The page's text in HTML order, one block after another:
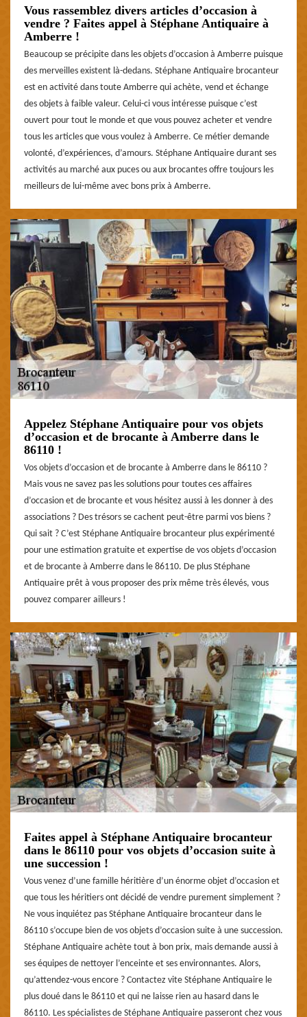
Vous rassemblez divers articles d’occasion à
vendre ? Faites appel à Stéphane Antiquaire à
Amberre !
Beaucoup se précipite dans les objets d’occasion à Amberre puisque
des merveilles existent là-dedans. Stéphane Antiquaire brocanteur
est en activité dans toute Amberre qui achète, vend et échange
des objets à faible valeur. Celui-ci vous intéresse puisque c’est
ouvert pour tout le monde et que vous pouvez acheter et vendre
tous les articles que vous voulez à Amberre. Ce métier demande
volonté, d’expériences, d’amours. Stéphane Antiquaire durant ses
activités au marché aux puces ou aux brocantes offre toujours les
meilleurs de lui-même avec bons prix à Amberre.
Appelez Stéphane Antiquaire pour vos objets
d’occasion et de brocante à Amberre dans le
86110 !
Vos objets d’occasion et de brocante à Amberre dans le 86110 ?
Mais vous ne savez pas les solutions pour toutes ces affaires
d’occasion et de brocante et vous hésitez aussi à les donner à des
associations ? Des trésors se cachent peut-être parmi vos biens ?
Qui sait ? C’est Stéphane Antiquaire brocanteur plus expérimenté
pour une estimation gratuite et expertise de vos objets d’occasion
et de brocante à Amberre dans le 86110. De plus Stéphane
Antiquaire prêt à vous proposer des prix même très élevés, vous
pouvez comparer ailleurs !
Faites appel à Stéphane Antiquaire brocanteur
dans le 86110 pour vos objets d’occasion suite à
une succession !
Vous venez d’une famille héritière d’un énorme objet d’occasion et
que tous les héritiers ont décidé de vendre purement simplement ?
Ne vous inquiétez pas Stéphane Antiquaire brocanteur dans le
86110 s’occupe bien de vos objets d’occasion suite à une succession.
Stéphane Antiquaire achète tout à bon prix, mais demande aussi à
ses équipes de nettoyer l’enceinte et ses environnantes. Alors,
qu’attendez-vous encore ? Contactez vite Stéphane Antiquaire le
plus doué dans le 86110 et qui ne laisse rien au hasard dans le
86110. Les spécialistes de Stéphane Antiquaire passeront chez vous